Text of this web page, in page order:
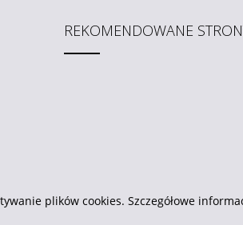
REKOMENDOWANE
plików cookies. Szczegółowe